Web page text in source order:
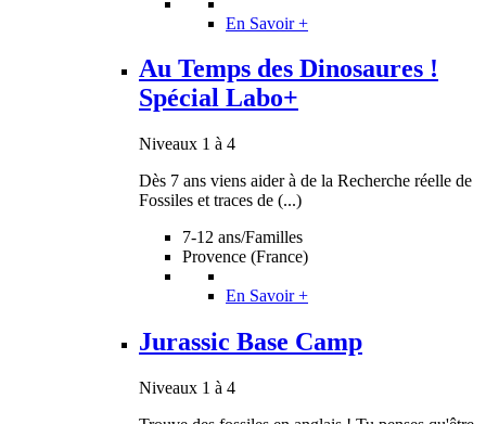
En Savoir +
Au Temps des Dinosaures !
Spécial Labo+
Niveaux 1 à 4
Dès 7 ans viens aider à de la Recherche réelle de
Fossiles et traces de (...)
7-12 ans/Familles
Provence (France)
En Savoir +
Jurassic Base Camp
Niveaux 1 à 4